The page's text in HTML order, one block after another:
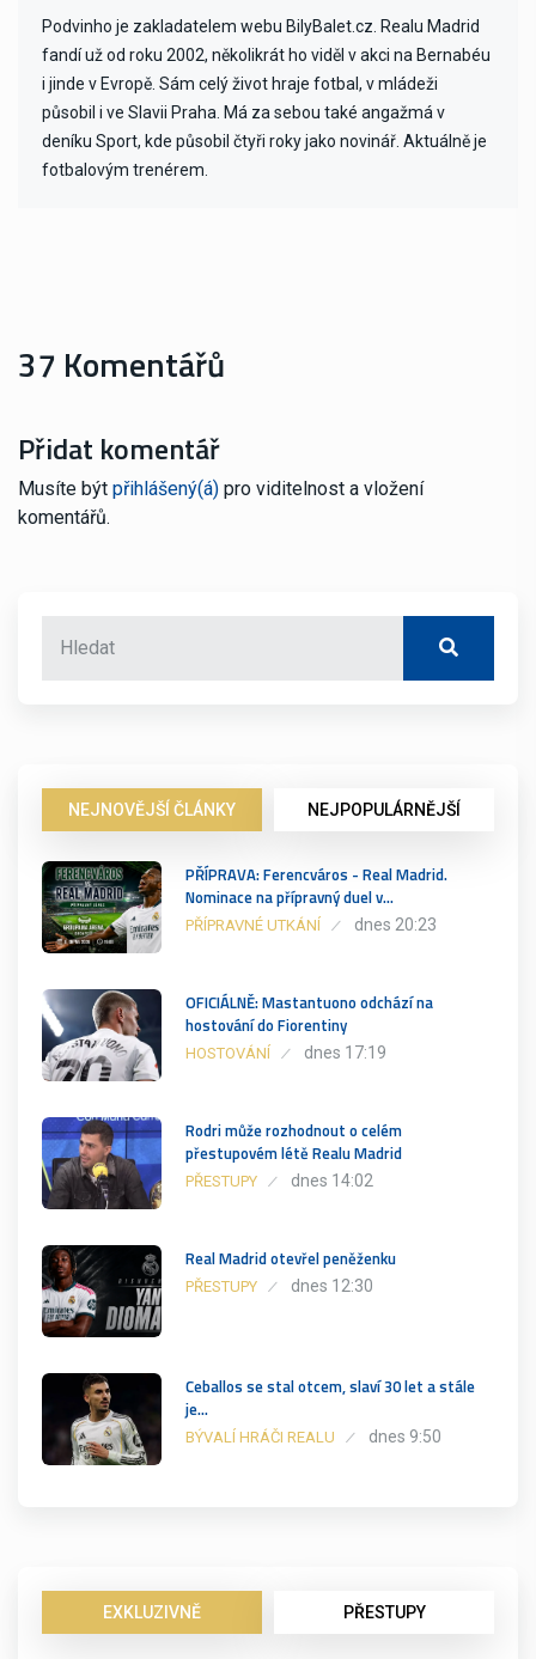
Podvinho je zakladatelem webu BilyBalet.cz. Realu Madrid
fandí už od roku 2002, několikrát ho viděl v akci na Bernabéu
i jinde v Evropě. Sám celý život hraje fotbal, v mládeži
působil i ve Slavii Praha. Má za sebou také angažmá v
deníku Sport, kde působil čtyři roky jako novinář. Aktuálně je
fotbalovým trenérem.
37 Komentářů
Přidat komentář
Musíte být přihlášený(á) pro viditelnost a vložení
komentářů.
NEJNOVĚJŠÍ ČLÁNKY NEJPOPULÁRNĚJŠÍ
PŘÍPRAVA: Ferencváros - Real Madrid.
Nominace na přípravný duel v…
PŘÍPRAVNÉ UTKÁNÍ dnes 20:23
OFICIÁLNĚ: Mastantuono odchází na
hostování do Fiorentiny
HOSTOVÁNÍ dnes 17:19
Rodri může rozhodnout o celém
přestupovém létě Realu Madrid
PŘESTUPY dnes 14:02
Real Madrid otevřel peněženku
PŘESTUPY dnes 12:30
Ceballos se stal otcem, slaví 30 let a stále
je…
BÝVALÍ HRÁČI REALU dnes 9:50
EXKLUZIVNĚ PŘESTUPY